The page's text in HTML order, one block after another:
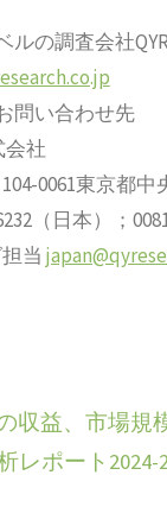
の調査会社
問い合わせ先
会社
0061東京都中
（日本）；
当
収益、市場規
レポート2024-